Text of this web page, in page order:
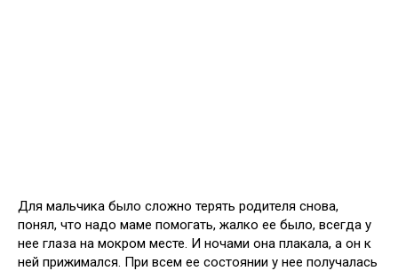
Для мальчика было сложно терять родителя снова,
понял, что надо маме помогать, жалко ее было, всегда у
нее глаза на мокром месте. И ночами она плакала, а он к
ней прижимался. При всем ее состоянии у нее получалась